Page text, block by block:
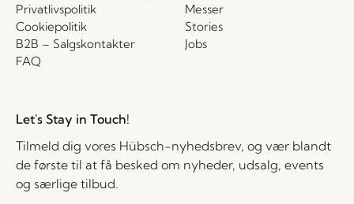
Privatlivspolitik
Cookiepolitik
B2B – Salgskontakter
FAQ
Messer
Stories
Jobs
Let's Stay in Touch!
Tilmeld dig vores Hübsch-nyhedsbrev, og vær blandt
de første til at få besked om nyheder, udsalg, events
og særlige tilbud.